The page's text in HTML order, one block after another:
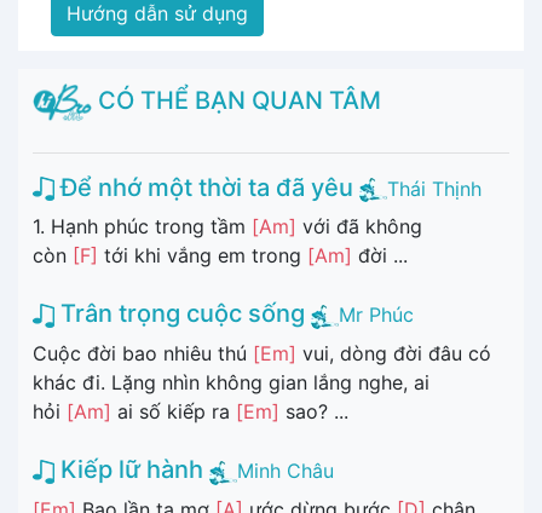
Hướng dẫn sử dụng
CÓ THỂ BẠN QUAN TÂM
Để nhớ một thời ta đã yêu
Thái Thịnh
1. Hạnh phúc trong tầm [Am] với đã không
còn [F] tới khi vắng em trong [Am] đời ...
Trân trọng cuộc sống
Mr Phúc
Cuộc đời bao nhiêu thú [Em] vui, dòng đời đâu có
khác đi. Lặng nhìn không gian lắng nghe, ai
hỏi [Am] ai số kiếp ra [Em] sao? ...
Kiếp lữ hành
Minh Châu